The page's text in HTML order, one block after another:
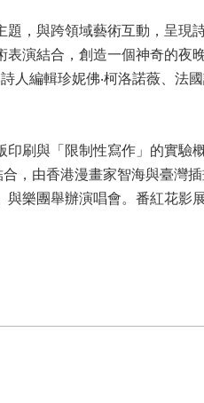
，與跨領域藝術互動，呈現
演結合，創造一個神奇的夜
人編輯珍妮佛‧柯洛諾薇、法
刷與「限制性寫作」的實驗
，由香港漫畫家智海與臺灣插
樂團舉辦演唱會。番紅花影